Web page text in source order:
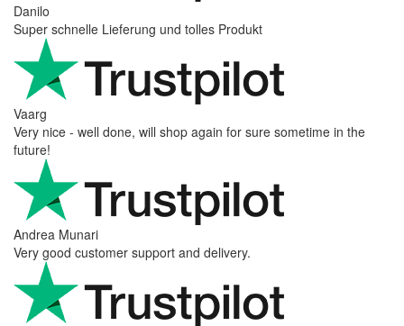
Danilo
Super schnelle Lieferung und tolles Produkt
Vaarg
Very nice - well done, will shop again for sure sometime in the
future!
Andrea Munari
Very good customer support and delivery.